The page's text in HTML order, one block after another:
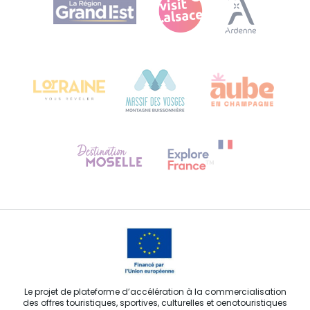
Plan de site
Bureau de Colmar (siège administratif)
Contactez-nous
Le projet de plateforme d’accélération à la commercialisation
des offres touristiques, sportives, culturelles et oenotouristiques